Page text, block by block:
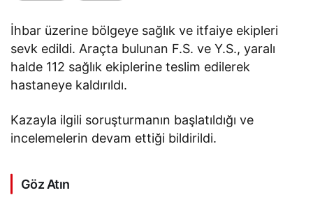
İhbar üzerine bölgeye sağlık ve itfaiye ekipleri
sevk edildi. Araçta bulunan F.S. ve Y.S., yaralı
halde 112 sağlık ekiplerine teslim edilerek
hastaneye kaldırıldı.
Kazayla ilgili soruşturmanın başlatıldığı ve
incelemelerin devam ettiği bildirildi.
Göz Atın